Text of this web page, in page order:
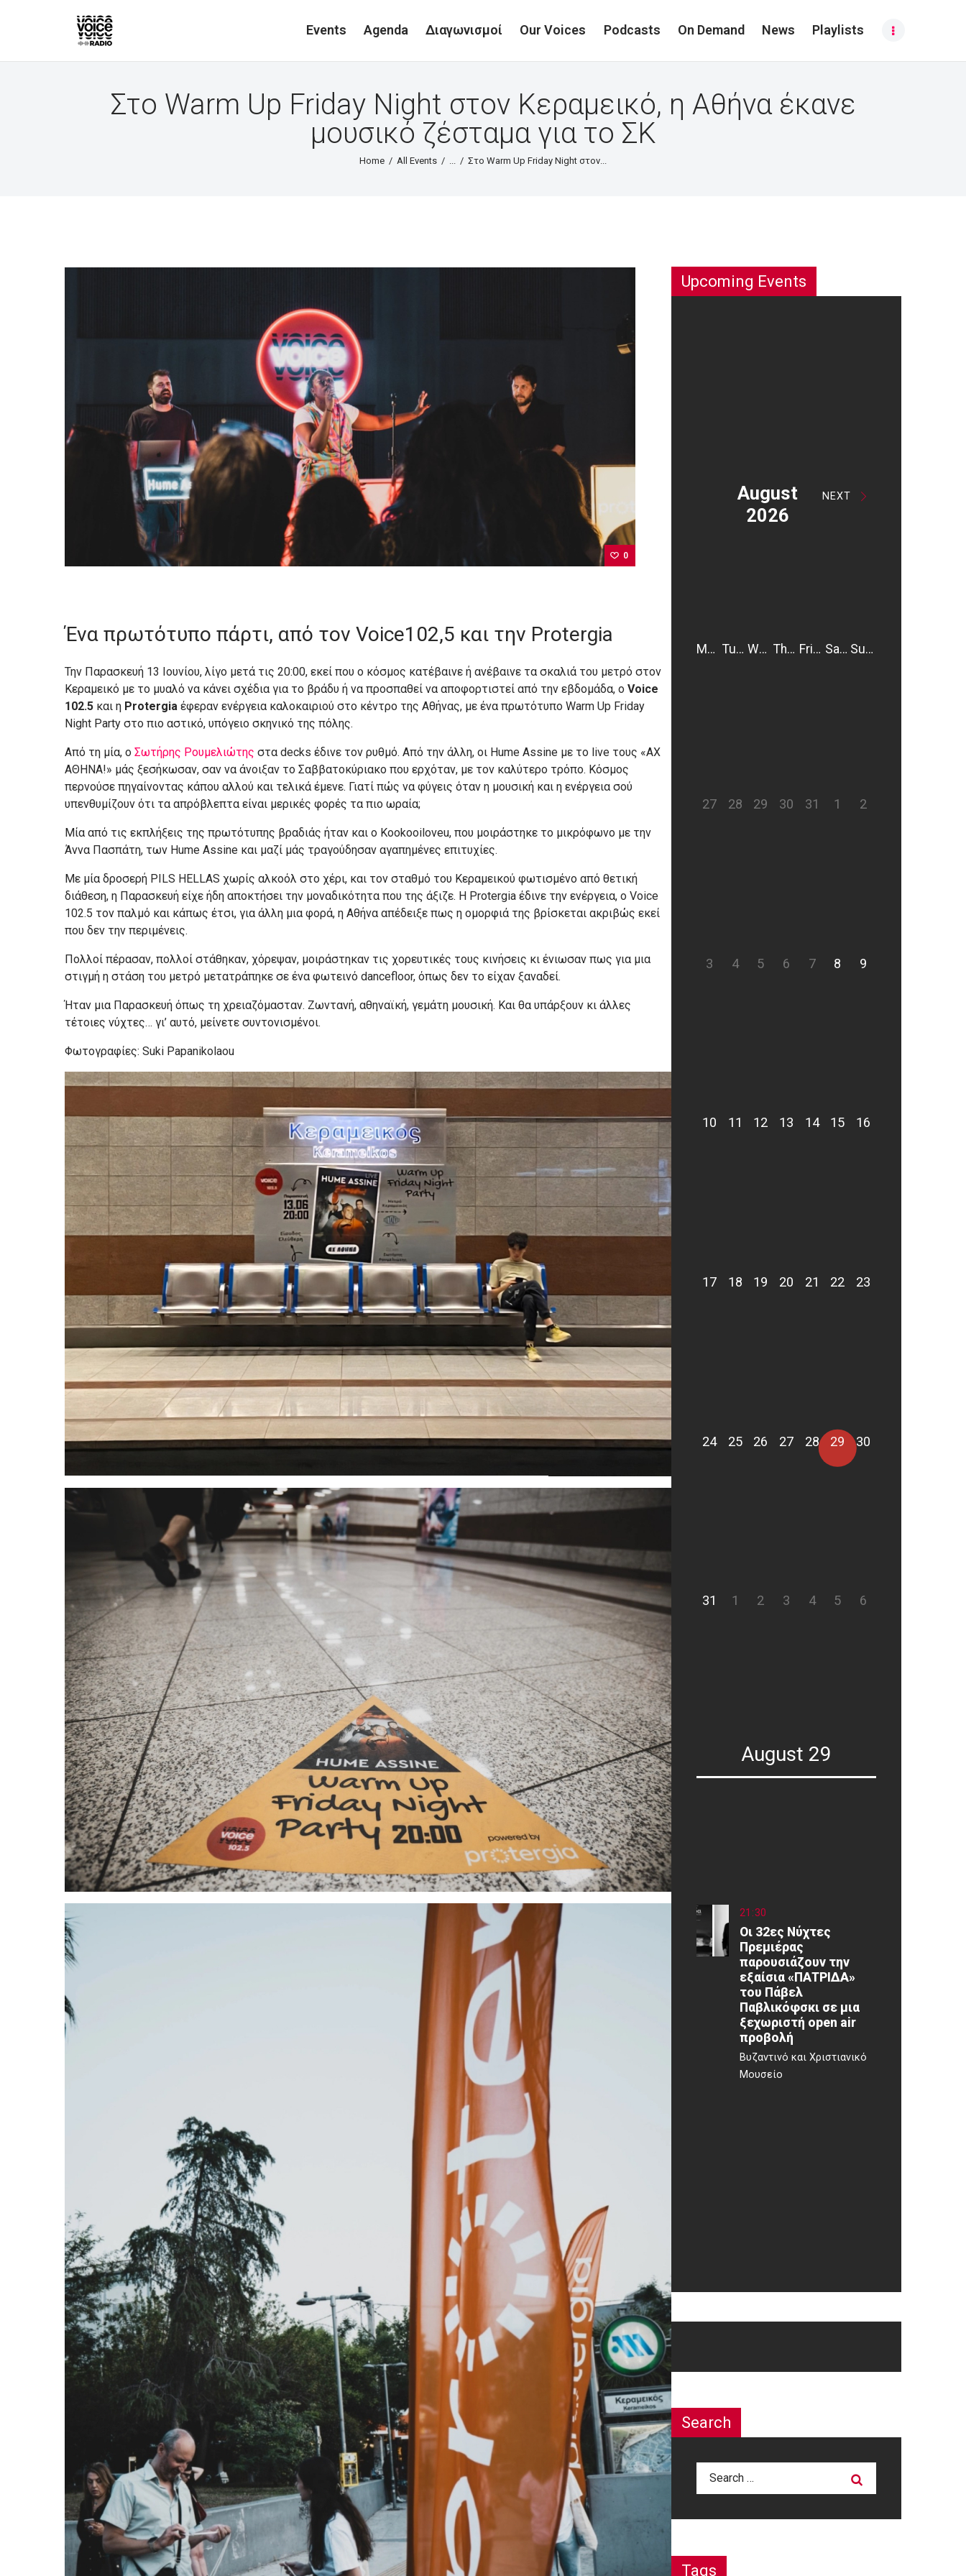
Events Agenda Διαγωνισμοί Our Voices Podcasts On Demand News Playlists
Στο Warm Up Friday Night στον Κεραμεικό, η Αθήνα έκανε
μουσικό ζέσταμα για το ΣΚ
Home All Events Στο Warm Up Friday Night στον...
0
Ένα πρωτότυπο πάρτι, από τον Voice102,5 και την Protergia
Την Παρασκευή 13 Ιουνίου, λίγο μετά τις 20:00, εκεί που ο κόσμος κατέβαινε ή ανέβαινε τα σκαλιά του μετρό στον
Κεραμεικό με το μυαλό να κάνει σχέδια για το βράδυ ή να προσπαθεί να αποφορτιστεί από την εβδομάδα, ο Voice
102.5 και η Protergia έφεραν ενέργεια καλοκαιριού στο κέντρο της Αθήνας, με ένα πρωτότυπο Warm Up Friday
Night Party στο πιο αστικό, υπόγειο σκηνικό της πόλης.
Από τη μία, ο Σωτήρης Ρουμελιώτης στα decks έδινε τον ρυθμό. Από την άλλη, οι Hume Assine με το live τους «ΑΧ
ΑΘΗΝΑ!» μάς ξεσήκωσαν, σαν να άνοιξαν το Σαββατοκύριακο που ερχόταν, με τον καλύτερο τρόπο. Κόσμος
περνούσε πηγαίνοντας κάπου αλλού και τελικά έμενε. Γιατί πώς να φύγεις όταν η μουσική και η ενέργεια σού
υπενθυμίζουν ότι τα απρόβλεπτα είναι μερικές φορές τα πιο ωραία;
Μία από τις εκπλήξεις της πρωτότυπης βραδιάς ήταν και o Kookooiloveu, που μοιράστηκε το μικρόφωνο με την
Άννα Πασπάτη, των Hume Assine και μαζί μάς τραγούδησαν αγαπημένες επιτυχίες.
Με μία δροσερή PILS HELLAS χωρίς αλκοόλ στο χέρι, και τον σταθμό του Κεραμεικού φωτισμένο από θετική
διάθεση, η Παρασκευή είχε ήδη αποκτήσει την μοναδικότητα που της άξιζε. Η Protergia έδινε την ενέργεια, ο Voice
102.5 τον παλμό και κάπως έτσι, για άλλη μια φορά, η Αθήνα απέδειξε πως η ομορφιά της βρίσκεται ακριβώς εκεί
που δεν την περιμένεις.
Πολλοί πέρασαν, πολλοί στάθηκαν, χόρεψαν, μοιράστηκαν τις χορευτικές τους κινήσεις κι ένιωσαν πως για μια
στιγμή η στάση του μετρό μετατράπηκε σε ένα φωτεινό dancefloor, όπως δεν το είχαν ξαναδεί.
Ήταν μια Παρασκευή όπως τη χρειαζόμασταν. Ζωντανή, αθηναϊκή, γεμάτη μουσική. Και θα υπάρξουν κι άλλες
τέτοιες νύχτες… γι’ αυτό, μείνετε συντονισμένοι.
Φωτογραφίες: Suki Papanikolaou
Upcoming Events
August
2026
NEXT
Monday Tuesday Wednesday Thursday Friday Saturday Sunday
27 28 29 30 31 1 2
3 4 5 6 7 8 9
10 11 12 13 14 15 16
17 18 19 20 21 22 23
24 25 26 27 28 29 30
31 1 2 3 4 5 6
August 29
21 :30
Οι 32ες Νύχτες
Πρεμιέρας
παρουσιάζουν την
εξαίσια «ΠΑΤΡΙΔΑ»
του Πάβελ
Παβλικόφσκι σε μια
ξεχωριστή open air
προβολή
Βυζαντινό και Χριστιανικό
Μουσείο
Search
Search
Tags